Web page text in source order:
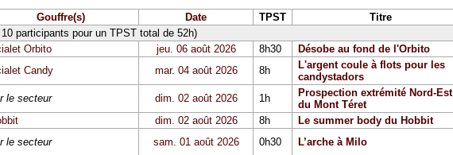
Gouffre(s) Date TPST Titre
participants pour un TPST total de 52h)
Orbito jeu. 06 août 2026 8h30 Désobe au fond de l'Orbito
Candy mar. 04 août 2026 8h
L'argent coule à flots pour les
candystadors
le secteur dim. 02 août 2026 1h
Prospection extrémité Nord-Est
du Mont Téret
dim. 02 août 2026 8h Le summer body du Hobbit
le secteur sam. 01 août 2026 0h30 L’arche à Milo